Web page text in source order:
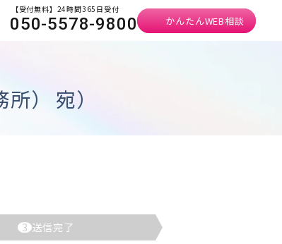
【受付無料】24時間365日受付
050-5578-9800 かんたんWEB相談
） 宛）
3 送信完了